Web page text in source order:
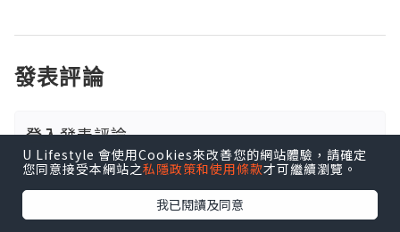
發表評論
登入發表評論
U Lifestyle 會使用Cookies來改善您的網站體驗，請確定
您同意接受本網站之私隱政策和使用條款才可繼續瀏覽。
我已閱讀及同意